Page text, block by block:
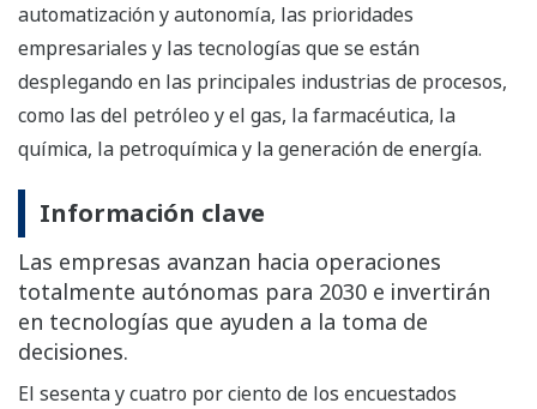
automatización y autonomía, las prioridades
empresariales y las tecnologías que se están
desplegando en las principales industrias de procesos,
como las del petróleo y el gas, la farmacéutica, la
química, la petroquímica y la generación de energía.
Información clave
Las empresas avanzan hacia operaciones
totalmente autónomas para 2030 e invertirán
en tecnologías que ayuden a la toma de
decisiones.
El sesenta y cuatro por ciento de los encuestados